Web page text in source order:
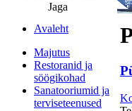
Jaga
Avaleht
Majutus
Restoranid ja
söögikohad
Sanatooriumid ja
terviseteenused